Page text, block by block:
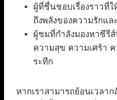
ผู้ที่ชื่นชอบเรื่องราวที่ใ
ถึงพลังของความรักแ
ผู้ชมที่กำลังมองหาซีรี
ความสุข ความเศร้า
ระทึก
หากเราสามารถย้อนเวลา